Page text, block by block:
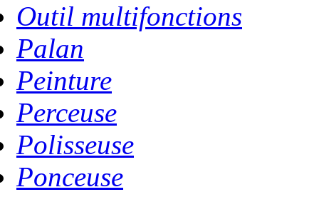
Outil multifonctions
Palan
Peinture
Perceuse
Polisseuse
Ponceuse